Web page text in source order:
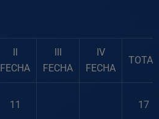
II
FECHA
III
FECHA
IV
FECHA
TOTAL
11 17